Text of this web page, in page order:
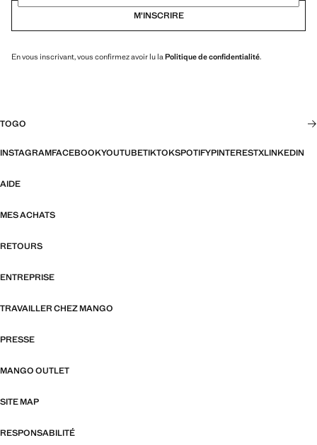
M’INSCRIRE
En vous inscrivant, vous confirmez avoir lu la Politique de confidentialité.
TOGO
INSTAGRAMFACEBOOKYOUTUBETIKTOKSPOTIFYPINTERESTXLINKEDIN
AIDE
MES ACHATS
RETOURS
ENTREPRISE
TRAVAILLER CHEZ MANGO
PRESSE
MANGO OUTLET
SITE MAP
RESPONSABILITÉ